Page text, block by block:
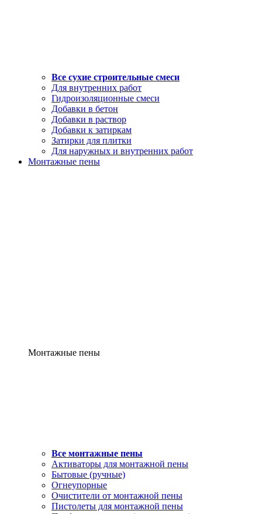
Все сухие строительные смеси
Для внутренних работ
Гидроизоляционные смеси
Добавки в бетон
Добавки в раствор
Добавки к затиркам
Затирки для плитки
Для наружных и внутренних работ
Монтажные пены
Монтажные пены
Все монтажные пены
Активаторы для монтажной пены
Бытовые (ручные)
Огнеупорные
Очистители от монтажной пены
Пистолеты для монтажной пены